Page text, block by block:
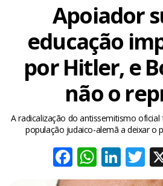
Apoiador
educação
por Hitler, e
não o
A radicalização do antissemitismo
população judaico-alemã a deixar o
Facebook